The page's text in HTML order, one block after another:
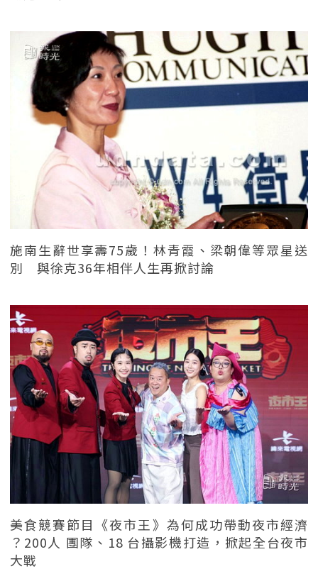
施南生辭世享壽75歲！林青霞、梁朝偉等眾星送
別 與徐克36年相伴人生再掀討論
美食競賽節目《夜市王》為何成功帶動夜市經濟
？200人 團隊、18 台攝影機打造，掀起全台夜市
大戰